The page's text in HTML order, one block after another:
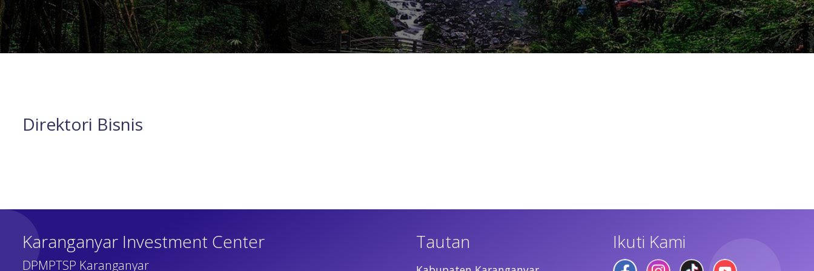
Direktori Bisnis
Karanganyar Investment Center
DPMPTSP Karanganyar
Tautan Ikuti Kami